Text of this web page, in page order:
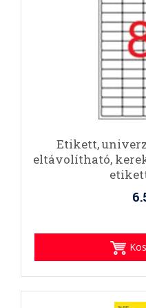
Etikett,
eltávolítható,